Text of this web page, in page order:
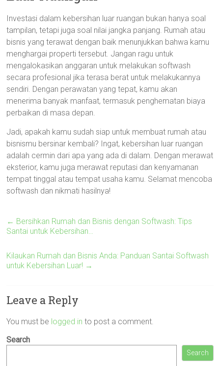
Investasi dalam kebersihan luar ruangan bukan hanya soal
tampilan, tetapi juga soal nilai jangka panjang. Rumah atau
bisnis yang terawat dengan baik menunjukkan bahwa kamu
menghargai properti tersebut. Jangan ragu untuk
mengalokasikan anggaran untuk melakukan softwash
secara profesional jika terasa berat untuk melakukannya
sendiri. Dengan perawatan yang tepat, kamu akan
menerima banyak manfaat, termasuk penghematan biaya
perbaikan di masa depan.
Jadi, apakah kamu sudah siap untuk membuat rumah atau
bisnismu bersinar kembali? Ingat, kebersihan luar ruangan
adalah cermin dari apa yang ada di dalam. Dengan merawat
eksterior, kamu juga merawat reputasi dan kenyamanan
tempat tinggal atau tempat usaha kamu. Selamat mencoba
softwash dan nikmati hasilnya!
← Bersihkan Rumah dan Bisnis dengan Softwash: Tips
Santai untuk Kebersihan…
Kilaukan Rumah dan Bisnis Anda: Panduan Santai Softwash
untuk Kebersihan Luar! →
Leave a Reply
You must be logged in to post a comment.
Search
Search